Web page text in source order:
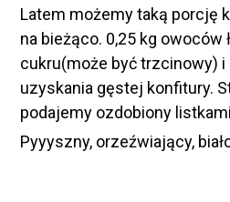
Latem możemy taką porcję
na bieżąco. 0,25 kg owoców
cukru(może być trzcinowy)
uzyskania gęstej konfitury.
podajemy ozdobiony
Pyyyszny, orzeźwiający,